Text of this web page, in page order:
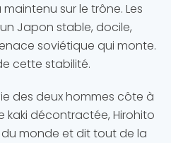
sur le trône. Les
Japon stable, docile,
soviétique qui monte.
cette stabilité.
des deux hommes côte à
kaki décontractée, Hirohito
monde et dit tout de la